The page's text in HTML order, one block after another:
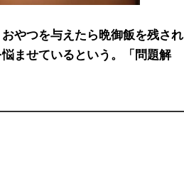
やつを与えたら晩御飯を残され
ませているという。「問題解